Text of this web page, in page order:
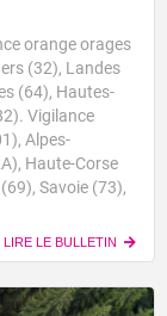
orange orages
(32), Landes
(64), Hautes-
Vigilance
Alpes-
Haute-Corse
Savoie (73),
LIRE LE BULLETIN